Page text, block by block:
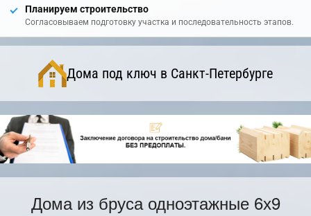
Планируем строительство
Согласовываем подготовку участка и последовательность этапов.
Дома под ключ в Санкт-Петербурге
Дома из бруса одноэтажные 6х9